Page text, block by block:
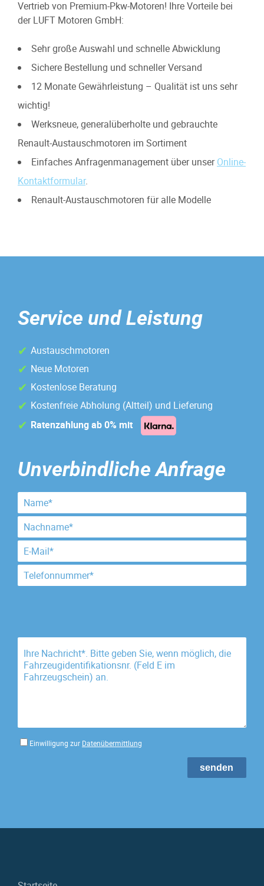
Vertrieb von Premium-Pkw-Motoren! Ihre Vorteile bei
der LUFT Motoren GmbH:
Sehr große Auswahl und schnelle Abwicklung
Sichere Bestellung und schneller Versand
12 Monate Gewährleistung – Qualität ist uns sehr
wichtig!
Werksneue, generalüberholte und gebrauchte
Renault-Austauschmotoren im Sortiment
Einfaches Anfragenmanagement über unserOnline-
Kontaktformular.
Renault-Austauschmotoren für alle Modelle
Service und Leistung
Austauschmotoren
Neue Motoren
Kostenlose Beratung
Kostenfreie Abholung (Altteil) und Lieferung
Ratenzahlung ab 0% mit
Unverbindliche Anfrage
Einwilligung zur Datenübermittlung